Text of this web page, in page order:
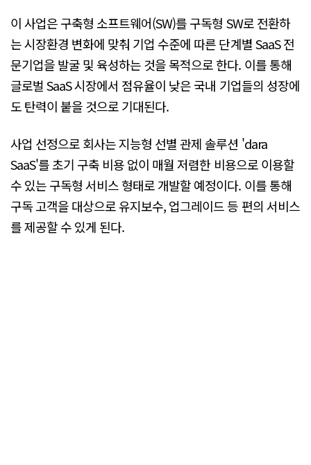
이 사업은 구축형 소프트웨어(SW)를 구독형 SW로 전환하
는 시장환경 변화에 맞춰 기업 수준에 따른 단계별 SaaS 전
문기업을 발굴 및 육성하는 것을 목적으로 한다. 이를 통해
글로벌 SaaS 시장에서 점유율이 낮은 국내 기업들의 성장에
도 탄력이 붙을 것으로 기대된다.
사업 선정으로 회사는 지능형 선별 관제 솔루션 'dara
SaaS'를 초기 구축 비용 없이 매월 저렴한 비용으로 이용할
수 있는 구독형 서비스 형태로 개발할 예정이다. 이를 통해
구독 고객을 대상으로 유지보수, 업그레이드 등 편의 서비스
를 제공할 수 있게 된다.